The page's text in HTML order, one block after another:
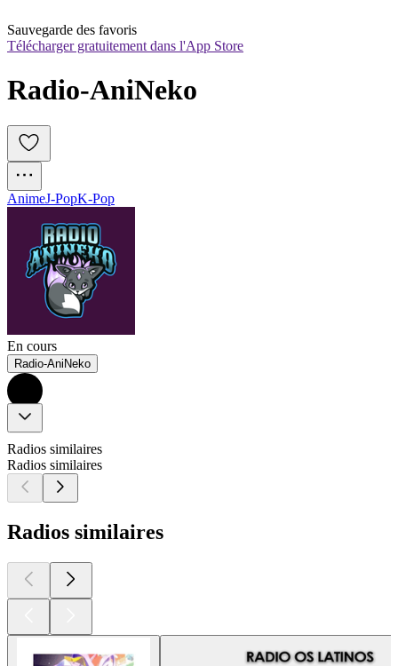
Sauvegarde des favoris
Télécharger gratuitement dans l'App Store
Radio-AniNeko
AnimeJ-PopK-Pop
En cours
Radio-AniNeko
Radios similaires
Radios similaires
Radios similaires